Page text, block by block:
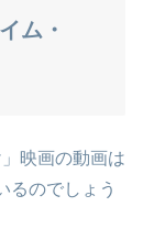
ム・
映画の動画は
るのでしょう